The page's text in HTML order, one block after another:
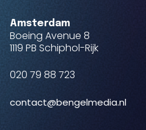
Amsterdam
Boeing Avenue 8
1119 PB Schiphol-Rijk
020 79 88 723
contact@bengelmedia.nl